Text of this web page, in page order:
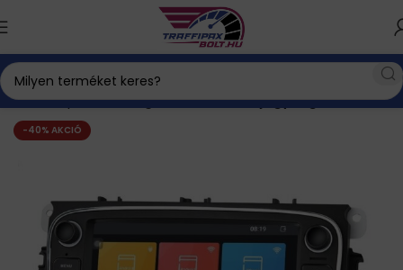
Kezdőlap Autós kiegészítők 2 din fejegység
-40% AKCIÓ